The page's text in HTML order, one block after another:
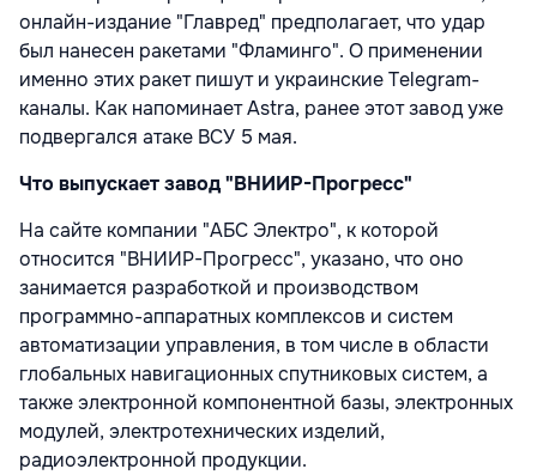
онлайн-издание "Главред" предполагает, что удар
был нанесен ракетами "Фламинго". О применении
именно этих ракет пишут и украинские Telegram-
каналы. Как напоминает Astra, ранее этот завод уже
подвергался атаке ВСУ 5 мая.
Что выпускает завод "ВНИИР-Прогресс"
На сайте компании "АБС Электро", к которой
относится "ВНИИР-Прогресс", указано, что оно
занимается разработкой и производством
программно-аппаратных комплексов и систем
автоматизации управления, в том числе в области
глобальных навигационных спутниковых систем, а
также электронной компонентной базы, электронных
модулей, электротехнических изделий,
радиоэлектронной продукции.